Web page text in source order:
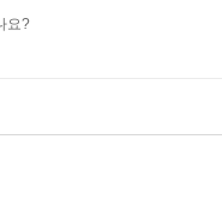
민이 아닌, 인간으로서
아낸다.
요?